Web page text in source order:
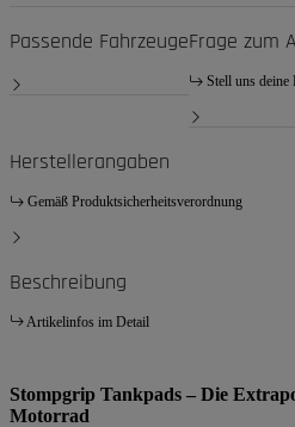
Passende FahrzeugeFrage zum
Stell uns deine
Herstellerangaben
Gemäß Produktsicherheitsverordnung
Beschreibung
Artikelinfos im Detail
Stompgrip Tankpads – Die
Motorrad